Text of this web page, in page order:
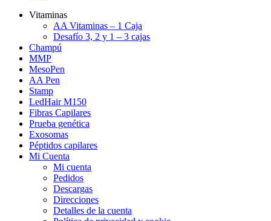
Vitaminas
AA Vitaminas – 1 Caja
Desafío 3, 2 y 1 – 3 cajas
Champú
MMP
MesoPen
AA Pen
Stamp
LedHair M150
Fibras Capilares
Prueba genética
Exosomas
Péptidos capilares
Mi Cuenta
Mi cuenta
Pedidos
Descargas
Direcciones
Detalles de la cuenta